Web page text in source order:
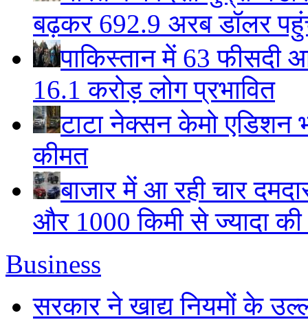
बढ़कर 692.9 अरब डॉलर
पाकिस्तान में 63 फीसदी
16.1 करोड़ लोग प्रभावित
टाटा नेक्सन केमो एडिशन
कीमत
बाजार में आ रही चार
और 1000 किमी से ज्यादा की
Business
सरकार ने खाद्य नियमों के